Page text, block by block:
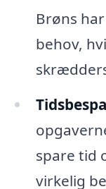
Brøns
behov,
spare tid
virkelig